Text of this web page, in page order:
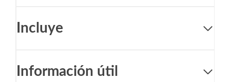
Incluye
Información útil